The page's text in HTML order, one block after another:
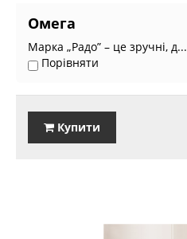
Омега
Марка „Радо” – це зручні, д...
Порівняти
Купити